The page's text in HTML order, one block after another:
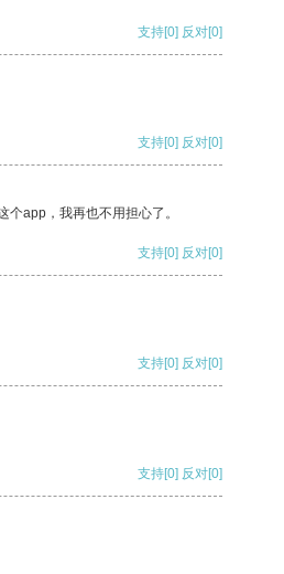
支持[0] 反对[0]
支持[0] 反对[0]
app，我再也不用担心了。
支持[0] 反对[0]
支持[0] 反对[0]
支持[0] 反对[0]